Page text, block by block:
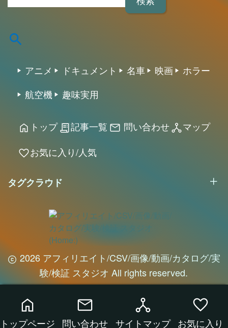
home mail network_node favorite
索
アニメ ドキュメント 名車 映画
ホラー
航空機
趣味実用
home トップ receipt_long記事一覧 mail 問い合わせ network_node マップ
favorite お気に入り/人気
タグクラウド
2026 アフィリエイト/CSV/画像/動画/カタログ/実
験/検証 スタジオ All rights reserved.